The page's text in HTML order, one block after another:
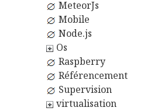
MeteorJs
Mobile
Node.js
Os
Raspberry
Référencement
Supervision
virtualisation